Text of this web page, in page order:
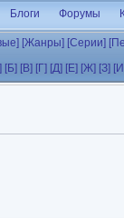
Блоги Форумы
[Жанры] [Серии]
[Б] [В] [Г] [Д] [Е] [Ж] [З]